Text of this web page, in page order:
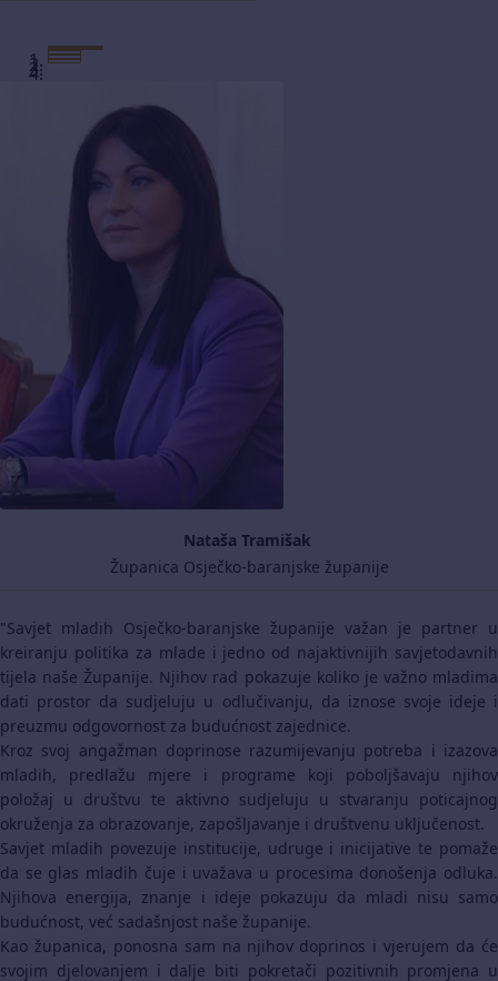
"Savjet mladih Osječko-baranjske županije važan je partner u
kreiranju politika za mlade i jedno od najaktivnijih savjetodavnih
tijela naše Županije. Njihov rad pokazuje koliko je važno mladima
dati prostor da sudjeluju u odlučivanju, da iznose svoje ideje i
preuzmu odgovornost za budućnost zajednice.
Kroz svoj angažman doprinose razumijevanju potreba i izazova
mladih, predlažu mjere i programe koji poboljšavaju njihov
položaj u društvu te aktivno sudjeluju u stvaranju poticajnog
okruženja za obrazovanje, zapošljavanje i društvenu uključenost.
Savjet mladih povezuje institucije, udruge i inicijative te pomaže
da se glas mladih čuje i uvažava u procesima donošenja odluka.
Njihova energija, znanje i ideje pokazuju da mladi nisu samo
budućnost, već sadašnjost naše županije.
Kao županica, ponosna sam na njihov doprinos i vjerujem da će
svojim djelovanjem i dalje biti pokretači pozitivnih promjena u
Nataša Tramišak
Županica Osječko-baranjske županije